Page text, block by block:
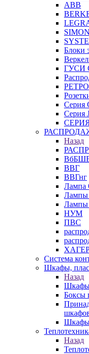
ABB
SIMON
Блоки
ГУСИ
РЕТРО
Серия
Серия
Назад
ВВГ
ВВГнг
Лампа
Лампы
НУМ
ПВС
ХАГЕР
Система
Шкафы,
Назад
Шкафы,
Боксы
Шкафы
Назад